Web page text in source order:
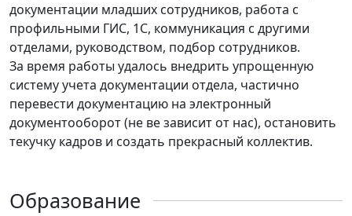
документации младших сотрудников, работа с
профильными ГИС, 1С, коммуникация с другими
отделами, руководством, подбор сотрудников.
За время работы удалось внедрить упрощенную
систему учета документации отдела, частично
перевести документацию на электронный
документооборот (не ве зависит от нас), остановить
текучку кадров и создать прекрасный коллектив.
Образование